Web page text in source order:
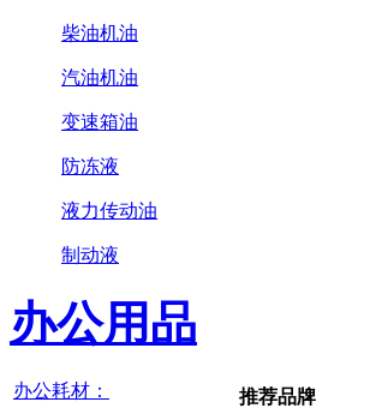
柴油机油
汽油机油
变速箱油
防冻液
液力传动油
制动液
办公用品
办公耗材： 推荐品牌